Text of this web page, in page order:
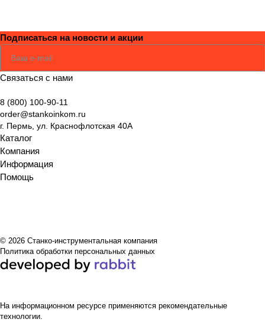
Подписаться на новости и акции
Связаться с нами
8 (800) 100-90-11
order@stankoinkom.ru
г. Пермь, ул. Краснофлотская 40А
Каталог
Компания
Информация
Помощь
© 2026 Станко-инструментальная компания
Политика обработки персональных данных
На информационном ресурсе применяются рекомендательные
технологии.